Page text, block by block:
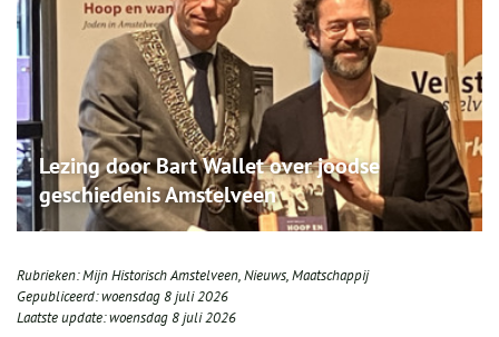
Lezing door Bart Wallet over joodse
geschiedenis Amstelveen
Rubrieken:Mijn Historisch Amstelveen,Nieuws,Maatschappij
Gepubliceerd:woensdag 8 juli 2026
Laatste update:woensdag 8 juli 2026